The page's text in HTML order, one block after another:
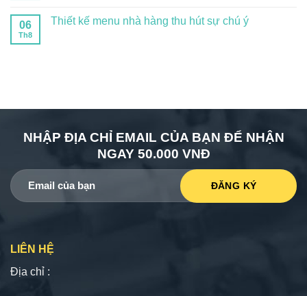
06
Th8
Thiết kế menu nhà hàng thu hút sự chú ý
NHẬP ĐỊA CHỈ EMAIL CỦA BẠN ĐỂ NHẬN
NGAY 50.000 VNĐ
LIÊN HỆ
Địa chỉ :